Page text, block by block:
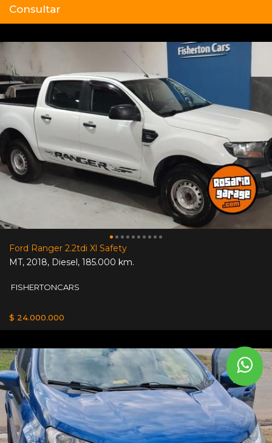
Consultar
Ford Ranger 2.2tdi Xl Safety
MT, 2018, Diesel , 185.000 km.
FISHERTONCARS
$ 24.000.000